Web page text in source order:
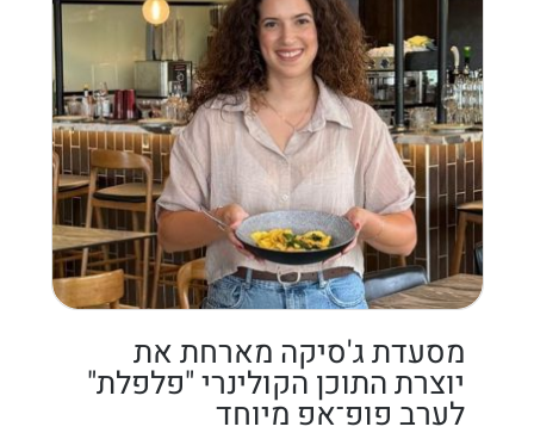
מסעדת ג'סיקה מארחת את
יוצרת התוכן הקולינרי "פלפלת"
לערב פופ־אפ מיוחד